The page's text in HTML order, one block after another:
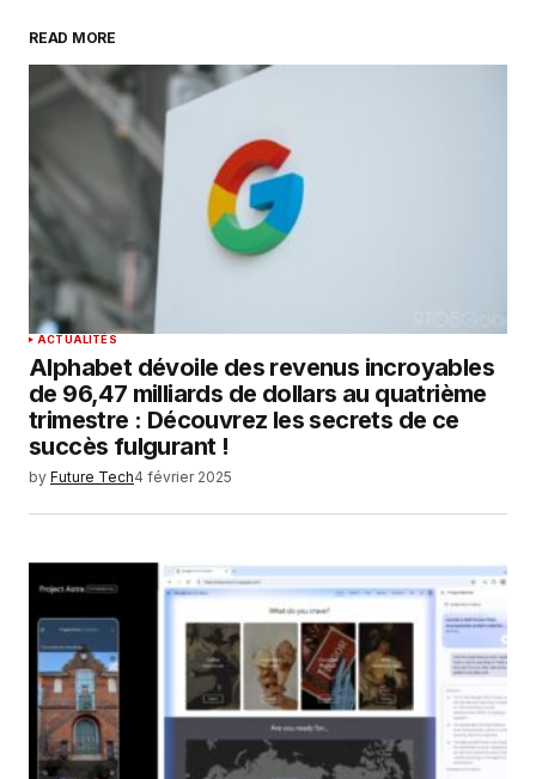
Your Name
Your E-mail
Enregistrer mon nom, mon e-mail et mon
site dans le navigateur pour mon prochain
commentaire.
SUBMIT COMMENT
READ MORE
ACTUALITÉS
Alphabet dévoile des revenus incroyables
de 96,47 milliards de dollars au quatrième
trimestre : Découvrez les secrets de ce
succès fulgurant !
by Future Tech4 février 2025